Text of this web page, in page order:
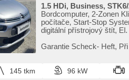
1.5 HDi, Business,
Bordcomputer, 2-Zonen
počítače, Start-Stop
digitální přístrojový štít,
USB, täglich Leuchten,
Nebelscheinwerfer, El.
Garantie Scheck​- Heft,​
145 tkm 96 kW